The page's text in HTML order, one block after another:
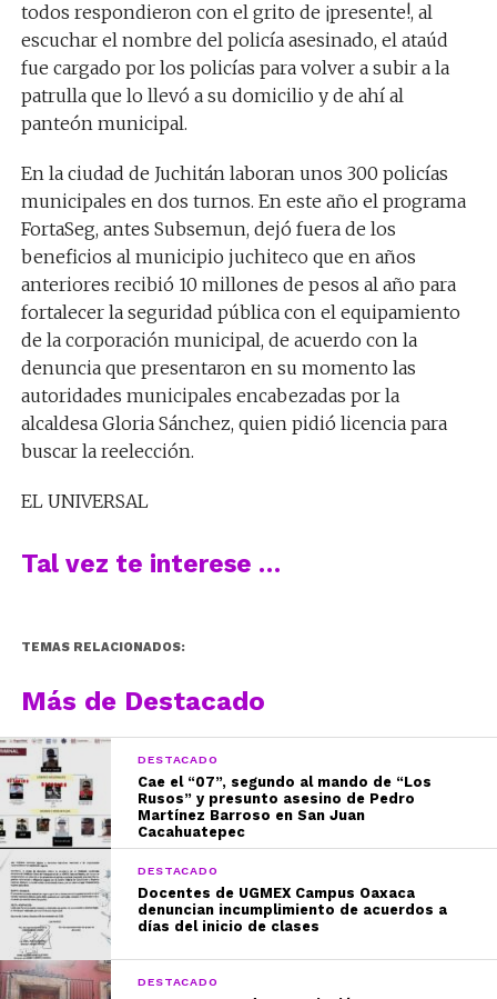
todos respondieron con el grito de ¡presente!, al
escuchar el nombre del policía asesinado, el ataúd
fue cargado por los policías para volver a subir a la
patrulla que lo llevó a su domicilio y de ahí al
panteón municipal.
En la ciudad de Juchitán laboran unos 300 policías
municipales en dos turnos. En este año el programa
FortaSeg, antes Subsemun, dejó fuera de los
beneficios al municipio juchiteco que en años
anteriores recibió 10 millones de pesos al año para
fortalecer la seguridad pública con el equipamiento
de la corporación municipal, de acuerdo con la
denuncia que presentaron en su momento las
autoridades municipales encabezadas por la
alcaldesa Gloria Sánchez, quien pidió licencia para
buscar la reelección.
EL UNIVERSAL
Tal vez te interese …
TEMAS RELACIONADOS:
Más de Destacado
DESTACADO
Cae el “07”, segundo al mando de “Los
Rusos” y presunto asesino de Pedro
Martínez Barroso en San Juan
Cacahuatepec
DESTACADO
Docentes de UGMEX Campus Oaxaca
denuncian incumplimiento de acuerdos a
días del inicio de clases
DESTACADO